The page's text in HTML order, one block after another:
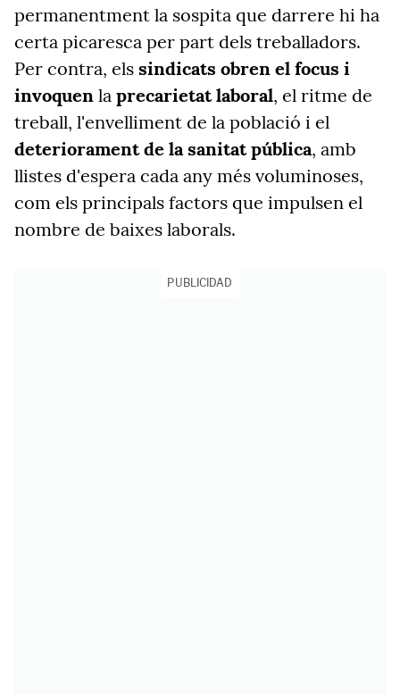
permanentment la sospita que darrere hi ha
certa picaresca per part dels treballadors.
Per contra, els sindicats obren el focus i
invoquen la precarietat laboral, el ritme de
treball, l'envelliment de la població i el
deteriorament de la sanitat pública, amb
llistes d'espera cada any més voluminoses,
com els principals factors que impulsen el
nombre de baixes laborals.
PUBLICIDAD